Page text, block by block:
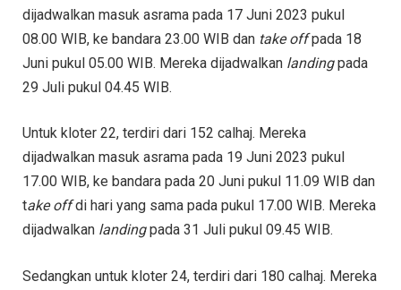
dijadwalkan masuk asrama pada 17 Juni 2023 pukul
08.00 WIB, ke bandara 23.00 WIB dan take offpada 18
Juni pukul 05.00 WIB. Mereka dijadwalkan landingpada
29 Juli pukul 04.45 WIB.
Untuk kloter 22, terdiri dari 152 calhaj. Mereka
dijadwalkan masuk asrama pada 19 Juni 2023 pukul
17.00 WIB, ke bandara pada 20 Juni pukul 11.09 WIB dan
take offdi hari yang sama pada pukul 17.00 WIB. Mereka
dijadwalkan landingpada 31 Juli pukul 09.45 WIB.
Sedangkan untuk kloter 24, terdiri dari 180 calhaj. Mereka